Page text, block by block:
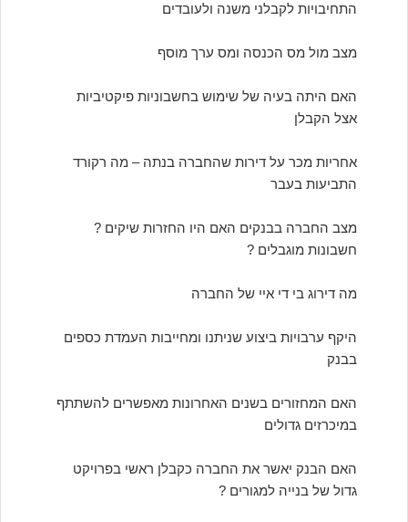
התחיבויות לקבלני משנה ולעובדים
מצב מול מס הכנסה ומס ערך מוסף
האם היתה בעיה של שימוש בחשבוניות פיקטיביות
אצל הקבלן
אחריות מכר על דירות שהחברה בנתה – מה רקורד
התביעות בעבר
מצב החברה בבנקים האם היו החזרות שיקים ?
חשבונות מוגבלים ?
מה דירוג בי די איי של החברה
היקף ערבויות ביצוע שניתנו ומחייבות העמדת כספים
בבנק
האם המחזורים בשנים האחרונות מאפשרים להשתתף
במיכרזים גדולים
האם הבנק יאשר את החברה כקבלן ראשי בפרויקט
גדול של בנייה למגורים ?